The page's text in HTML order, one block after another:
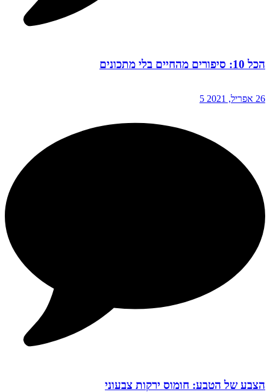
הכל 10: סיפורים מהחיים בלי מתכונים
26 אפריל, 2021 5
הצבע של הטבע: חומוס ירקות צבעוני